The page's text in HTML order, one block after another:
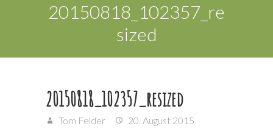
20150818_102357_re
sized
20150818_102357_resized
Tom Felder
20. August 2015